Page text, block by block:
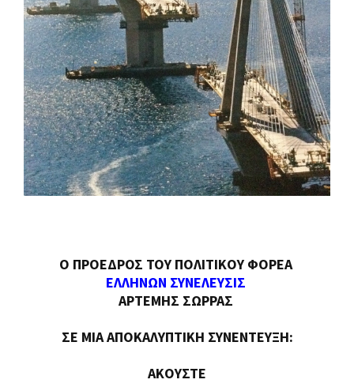
Ο ΠΡΟΕΔΡΟΣ ΤΟΥ ΠΟΛΙΤΙΚΟΥ ΦΟΡΕΑ
ΕΛΛΗΝΩΝ ΣΥΝΕΛΕΥΣΙΣ
ΑΡΤΕΜΗΣ ΣΩΡΡΑΣ
ΣΕ ΜΙΑ ΑΠΟΚΑΛΥΠΤΙΚΗ ΣΥΝΕΝΤΕΥΞΗ:
ΑΚΟΥΣΤΕ